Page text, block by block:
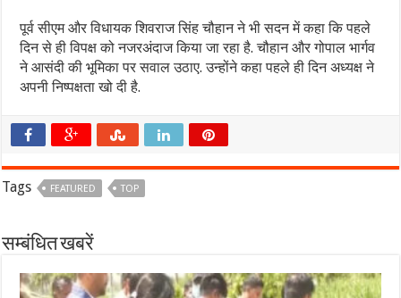
पूर्व सीएम और विधायक शिवराज सिंह चौहान ने भी सदन में कहा कि पहले
दिन से ही विपक्ष को नजरअंदाज किया जा रहा है. चौहान और गोपाल भार्गव
ने आसंदी की भूमिका पर सवाल उठाए. उन्होंने कहा पहले ही दिन अध्यक्ष ने
अपनी निष्पक्षता खो दी है.
Tags FEATURED TOP
सम्बंधित खबरें